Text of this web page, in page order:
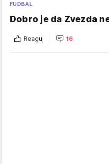
FUDBAL
Dobro je da Zvezda
Reaguj 16